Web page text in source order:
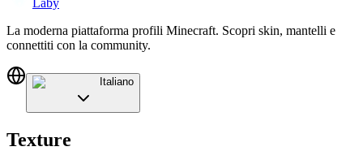
La moderna piattaforma profili Minecraft. Scopri skin, mantelli e
connettiti con la community.
Italiano
Texture